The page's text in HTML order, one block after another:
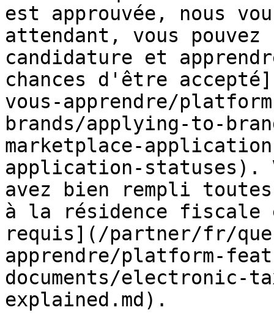
est approuvée, nous
attendant, vous
candidature et
chances d'être
vous-apprendre/
brands/applying-to-
marketplace-
application-statuses).
avez bien rempli
à la résidence
requis](/partner/fr/
apprendre/platform-
documents/electronic-
explained.md).